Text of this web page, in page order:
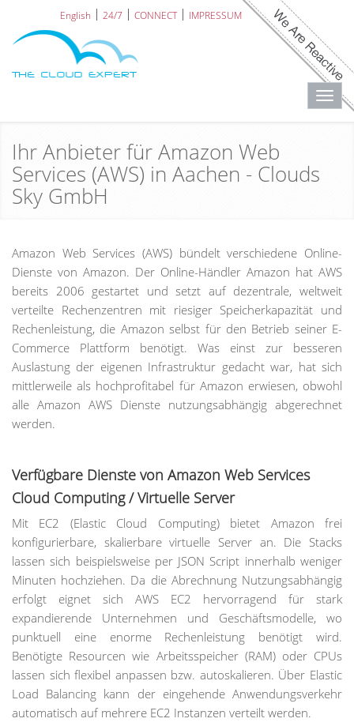
English 24/7 CONNECT IMPRESSUM
Ihr Anbieter für Amazon Web
Services (AWS) in Aachen - Clouds
Sky GmbH
Amazon Web Services (AWS) bündelt verschiedene Online-
Dienste von Amazon. Der Online-Händler Amazon hat AWS
bereits 2006 gestartet und setzt auf dezentrale, weltweit
verteilte Rechenzentren mit riesiger Speicherkapazität und
Rechenleistung, die Amazon selbst für den Betrieb seiner E-
Commerce Plattform benötigt. Was einst zur besseren
Auslastung der eigenen Infrastruktur gedacht war, hat sich
mittlerweile als hochprofitabel für Amazon erwiesen, obwohl
alle Amazon AWS Dienste nutzungsabhängig abgerechnet
werden.
Verfügbare Dienste von Amazon Web Services
Cloud Computing / Virtuelle Server
Mit EC2 (Elastic Cloud Computing) bietet Amazon frei
konfigurierbare, skalierbare virtuelle Server an. Die Stacks
lassen sich beispielsweise per JSON Script innerhalb weniger
Minuten hochziehen. Da die Abrechnung Nutzungsabhängig
erfolgt eignet sich AWS EC2 hervorragend für stark
expandierende Unternehmen und Geschäftsmodelle, wo
punktuell eine enorme Rechenleistung benötigt wird.
Benötigte Resourcen wie Arbeitsspeicher (RAM) oder CPUs
lassen sich flexibel anpassen bzw. autoskalieren. Über Elastic
Load Balancing kann der eingehende Anwendungsverkehr
automatisch auf mehrere EC2 Instanzen verteilt werden.